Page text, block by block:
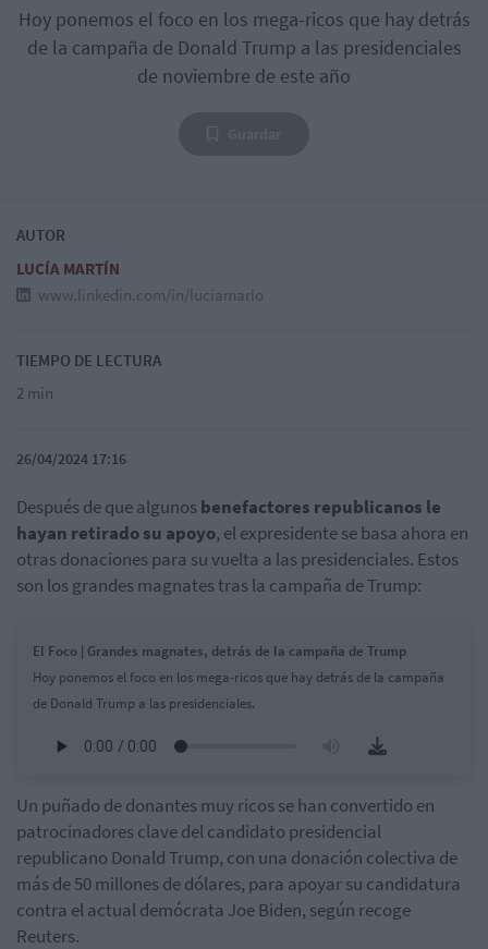
Hoy ponemos el foco en los mega-ricos que hay detrás
de la campaña de Donald Trump a las presidenciales
de noviembre de este año
AUTOR
LUCÍA MARTÍN
www.linkedin.com/in/luciamarlo
TIEMPO DE LECTURA
2 min
26/04/2024 17:16
Después de que algunosbenefactores republicanos le
hayan retirado su apoyo, el expresidente se basa ahora en
otras donaciones para su vuelta a las presidenciales. Estos
son los grandes magnates tras la campaña de Trump:
El Foco | Grandes magnates, detrás de la campaña de Trump
Hoy ponemos el foco en los mega-ricos que hay detrás de la campaña
de Donald Trump a las presidenciales.
Un puñado de donantes muy ricos se han convertido en
patrocinadores clave del candidato presidencial
republicano Donald Trump, con una donación colectiva de
más de 50 millones de dólares, para apoyar su candidatura
contra el actual demócrata Joe Biden, según recoge
Reuters.